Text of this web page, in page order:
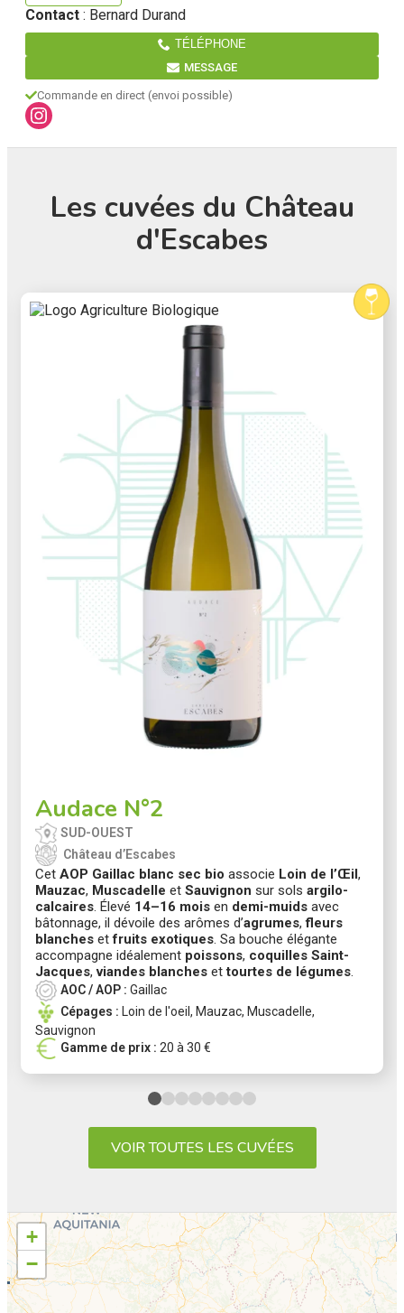
Contact : Bernard Durand
TÉLÉPHONE
MESSAGE
Commande en direct (envoi possible)
Les cuvées du Château
d'Escabes
Audace N°2
SUD-OUEST
Château d’Escabes
Cet AOP Gaillac blanc sec bio associe Loin de l’Œil,
Mauzac, Muscadelle et Sauvignon sur sols argilo-
calcaires . Élevé 14–16 mois en demi-muids avec
bâtonnage, il dévoile des arômes d’agrumes,fleurs
blanches etfruits exotiques . Sa bouche élégante
accompagne idéalement poissons, coquilles Saint-
Jacques,viandes blanches ettourtes de légumes
AOC / AOP : Gaillac
Cépages : Loin de l'oeil, Mauzac, Muscadelle,
Sauvignon
Gamme de prix : 20 à 30 €
VOIR TOUTES LES CUVÉES
+
−